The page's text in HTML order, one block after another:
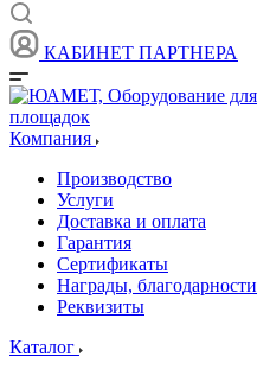
КАБИНЕТ ПАРТНЕРА
Компания
Производство
Услуги
Доставка и оплата
Гарантия
Сертификаты
Награды, благодарности
Реквизиты
Каталог